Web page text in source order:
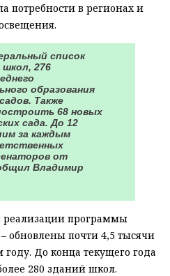
потребности в регионах и
список
школ, 276
образования
Также
68 новых
сада. До 12
за каждым
от
Владимир
реализации программы
обновлены почти 4,5 тысячи
До конца текущего года
280 зданий школ.